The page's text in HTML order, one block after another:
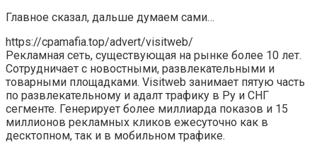
Главное сказал, дальше думаем сами…
https://cpamafia.top/advert/visitweb/
Рекламная сеть, существующая на рынке более 10 лет.
Сотрудничает с новостными, развлекательными и
товарными площадками. Visitweb занимает пятую часть
по развлекательному и адалт трафику в Ру и СНГ
сегменте. Генерирует более миллиарда показов и 15
миллионов рекламных кликов ежесуточно как в
десктопном, так и в мобильном трафике.